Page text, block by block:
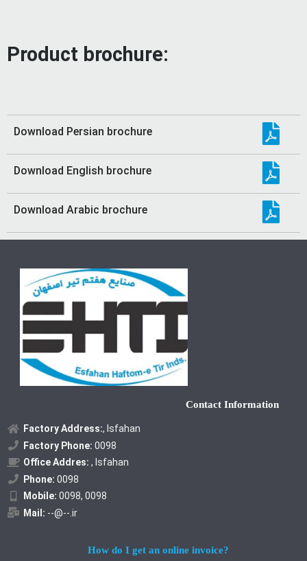
Product brochure:
Download Persian brochure
Download English brochure
Download Arabic brochure
Contact Information
Factory Address:, Isfahan
Factory Phone: 0098
Office Addres: , Isfahan
Phone: 0098
Mobile: 0098, 0098
Mail: --@--.ir
How do I get an online invoice?